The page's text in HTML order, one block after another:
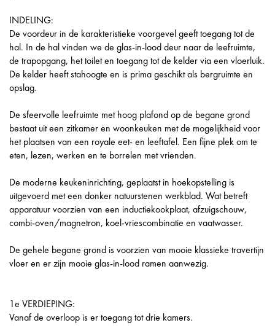
INDELING:
De voordeur in de karakteristieke voorgevel geeft toegang tot de
hal. In de hal vinden we de glas-in-lood deur naar de leefruimte,
de trapopgang, het toilet en toegang tot de kelder via een vloerluik.
De kelder heeft stahoogte en is prima geschikt als bergruimte en
opslag.
De sfeervolle leefruimte met hoog plafond op de begane grond
bestaat uit een zitkamer en woonkeuken met de mogelijkheid voor
het plaatsen van een royale eet- en leeftafel. Een fijne plek om te
eten, lezen, werken en te borrelen met vrienden.
De moderne keukeninrichting, geplaatst in hoekopstelling is
uitgevoerd met een donker natuurstenen werkblad. Wat betreft
apparatuur voorzien van een inductiekookplaat, afzuigschouw,
combi-oven/magnetron, koel-vriescombinatie en vaatwasser.
De gehele begane grond is voorzien van mooie klassieke travertijn
vloer en er zijn mooie glas-in-lood ramen aanwezig.
1e VERDIEPING:
Vanaf de overloop is er toegang tot drie kamers.